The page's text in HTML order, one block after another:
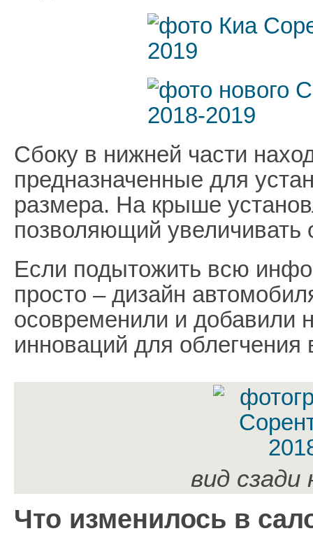
Сбоку в нижней части
предназначенные для
размера. На крыше
позволяющий увеличивать
Если подытожить всю
просто – дизайн
осовременили и добавили
инноваций для облегчения
вид сзади
Что изменилось в